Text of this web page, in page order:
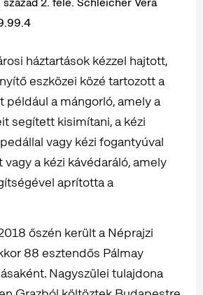
háztartások kézzel hajtott,
eszközei közé tartozott a
a mángorló, amely a
segített kisimítani, a kézi
vagy kézi fogantyúval
a kézi kávédaráló, amely
aprította a
őszén került a Néprajzi
88 esztendős Pálmay
Nagyszülei tulajdona